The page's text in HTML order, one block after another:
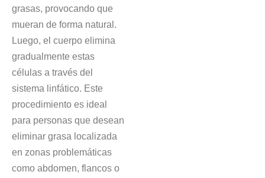
grasas, provocando que
mueran de forma natural.
Luego, el cuerpo elimina
gradualmente estas
células a través del
sistema linfático. Este
procedimiento es ideal
para personas que desean
eliminar grasa localizada
en zonas problemáticas
como abdomen, flancos o